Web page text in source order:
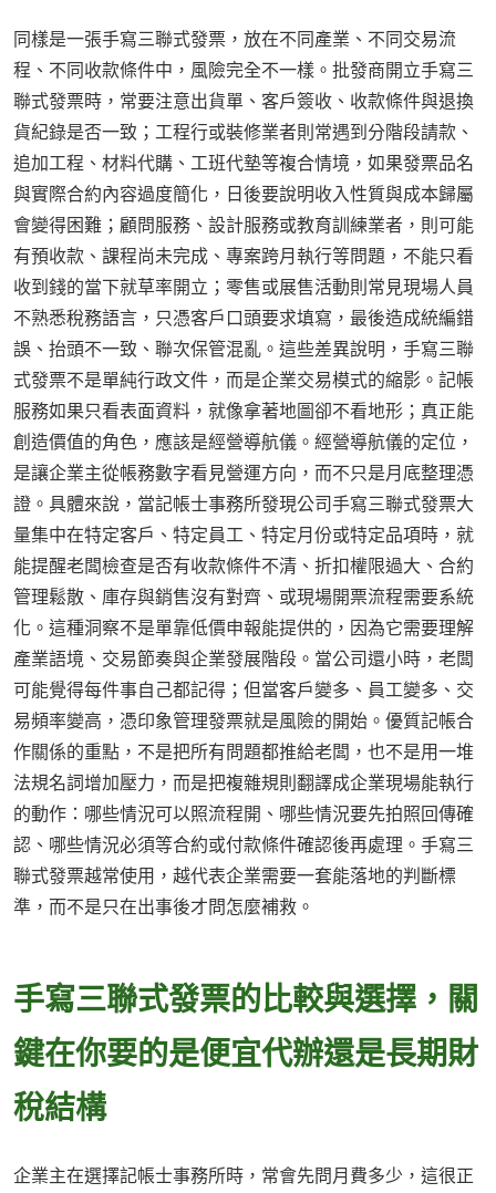
同樣是一張手寫三聯式發票，放在不同產業、不同交易流
程、不同收款條件中，風險完全不一樣。批發商開立手寫三
聯式發票時，常要注意出貨單、客戶簽收、收款條件與退換
貨紀錄是否一致；工程行或裝修業者則常遇到分階段請款、
追加工程、材料代購、工班代墊等複合情境，如果發票品名
與實際合約內容過度簡化，日後要說明收入性質與成本歸屬
會變得困難；顧問服務、設計服務或教育訓練業者，則可能
有預收款、課程尚未完成、專案跨月執行等問題，不能只看
收到錢的當下就草率開立；零售或展售活動則常見現場人員
不熟悉稅務語言，只憑客戶口頭要求填寫，最後造成統編錯
誤、抬頭不一致、聯次保管混亂。這些差異說明，手寫三聯
式發票不是單純行政文件，而是企業交易模式的縮影。記帳
服務如果只看表面資料，就像拿著地圖卻不看地形；真正能
創造價值的角色，應該是經營導航儀。經營導航儀的定位，
是讓企業主從帳務數字看見營運方向，而不只是月底整理憑
證。具體來說，當記帳士事務所發現公司手寫三聯式發票大
量集中在特定客戶、特定員工、特定月份或特定品項時，就
能提醒老闆檢查是否有收款條件不清、折扣權限過大、合約
管理鬆散、庫存與銷售沒有對齊、或現場開票流程需要系統
化。這種洞察不是單靠低價申報能提供的，因為它需要理解
產業語境、交易節奏與企業發展階段。當公司還小時，老闆
可能覺得每件事自己都記得；但當客戶變多、員工變多、交
易頻率變高，憑印象管理發票就是風險的開始。優質記帳合
作關係的重點，不是把所有問題都推給老闆，也不是用一堆
法規名詞增加壓力，而是把複雜規則翻譯成企業現場能執行
的動作：哪些情況可以照流程開、哪些情況要先拍照回傳確
認、哪些情況必須等合約或付款條件確認後再處理。手寫三
聯式發票越常使用，越代表企業需要一套能落地的判斷標
準，而不是只在出事後才問怎麼補救。
手寫三聯式發票的比較與選擇，關
鍵在你要的是便宜代辦還是長期財
稅結構
企業主在選擇記帳士事務所時，常會先問月費多少，這很正